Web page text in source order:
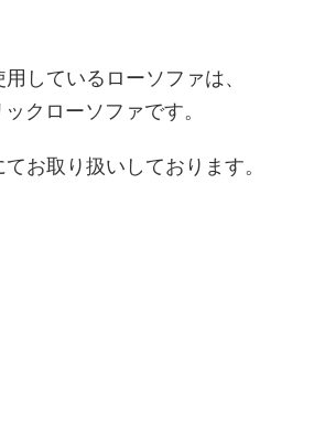
しているローソファは、
クローソファです。
お取り扱いしております。